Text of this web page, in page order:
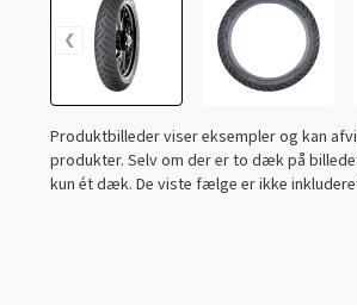
Produktbilleder viser eksempler og kan
produkter. Selv om der er to dæk på
kun ét dæk. De viste fælge er ikke